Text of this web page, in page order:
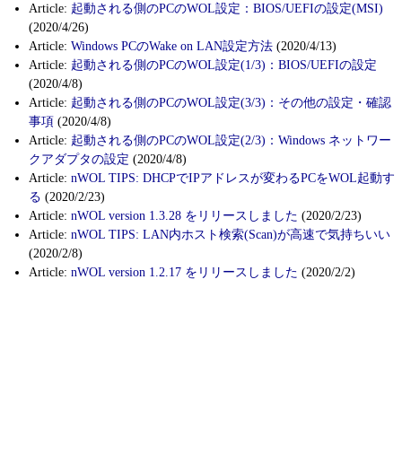
Article: 起動される側のPCのWOL設定：BIOS/UEFIの設定(MSI)
(2020/4/26)
Article: Windows PCのWake on LAN設定方法 (2020/4/13)
Article: 起動される側のPCのWOL設定(1/3)：BIOS/UEFIの設定
(2020/4/8)
Article: 起動される側のPCのWOL設定(3/3)：その他の設定・確認
事項 (2020/4/8)
Article: 起動される側のPCのWOL設定(2/3)：Windows ネットワー
クアダプタの設定 (2020/4/8)
Article: nWOL TIPS: DHCPでIPアドレスが変わるPCをWOL起動す
る (2020/2/23)
Article: nWOL version 1.3.28 をリリースしました (2020/2/23)
Article: nWOL TIPS: LAN内ホスト検索(Scan)が高速で気持ちいい
(2020/2/8)
Article: nWOL version 1.2.17 をリリースしました (2020/2/2)